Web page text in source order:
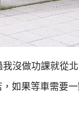
沒做功課就從
如果等車需要